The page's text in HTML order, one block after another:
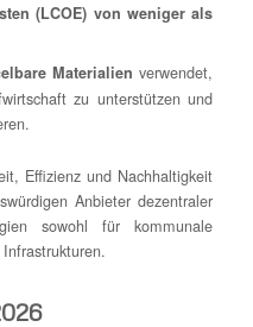
(LCOE) von weniger als
Materialien verwendet,
zu unterstützen und
Effizienz und Nachhaltigkeit
Anbieter dezentraler
sowohl für kommunale